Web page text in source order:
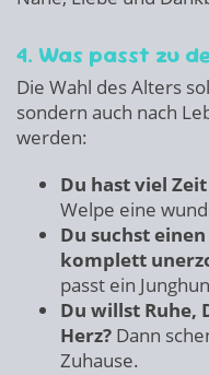
4. Was passt zu
Die Wahl des Alters
sondern auch nach
werden:
Du hast viel
Welpe eine
Du suchst
komplett
passt ein
Du willst Ruhe,
Herz? Dann
Zuhause.